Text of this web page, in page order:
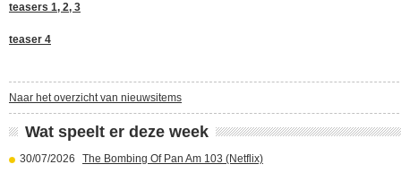
teasers 1, 2, 3
teaser 4
Naar het overzicht van nieuwsitems
Wat speelt er deze week
30/07/2026 The Bombing Of Pan Am 103 (Netflix)